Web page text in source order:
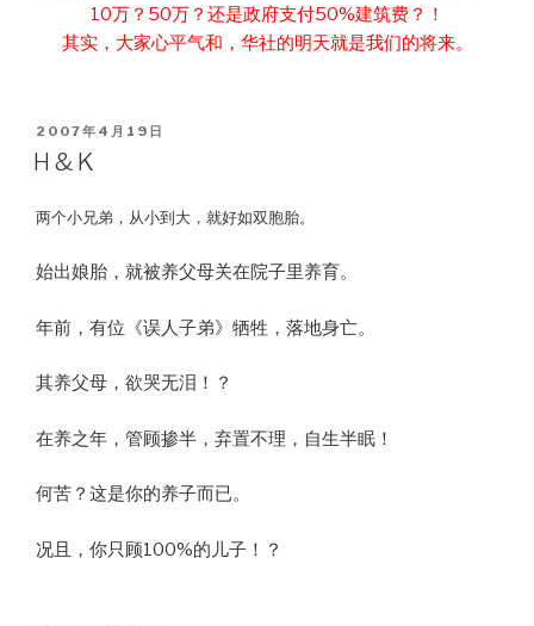
10万？50万？还是政府支付50%建筑费？！
其实，大家心平气和，华社的明天就是我们的将来。
POSTED
ON
2007年4月19日
H & K
两个小兄弟，从小到大，就好如双胞胎。
始出娘胎，就被养父母关在院子里养育。
年前，有位《误人子弟》牺牲，落地身亡。
其养父母，欲哭无泪！？
在养之年，管顾掺半，弃置不理，自生半眠！
何苦？这是你的养子而已。
况且，你只顾100%的儿子！？